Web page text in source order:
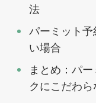
法
パーミット
い場合
まとめ：パ
クにこだわら